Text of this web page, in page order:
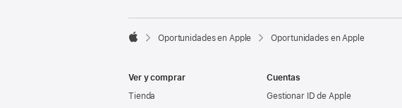

Oportunidades en Apple Oportunidades en Apple
Ver y comprar
Tienda
Cuentas
Gestionar ID de Apple